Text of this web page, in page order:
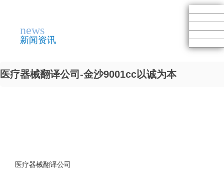
news
新闻资讯
医疗器械翻译公司-金沙9001cc以诚为本
医疗器械翻译公司